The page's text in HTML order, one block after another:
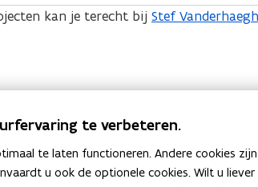
kan je terecht bijStef
(
t
n
te verbeteren.
te laten functioneren. Andere cookies
u ook de optionele cookies. Wilt u